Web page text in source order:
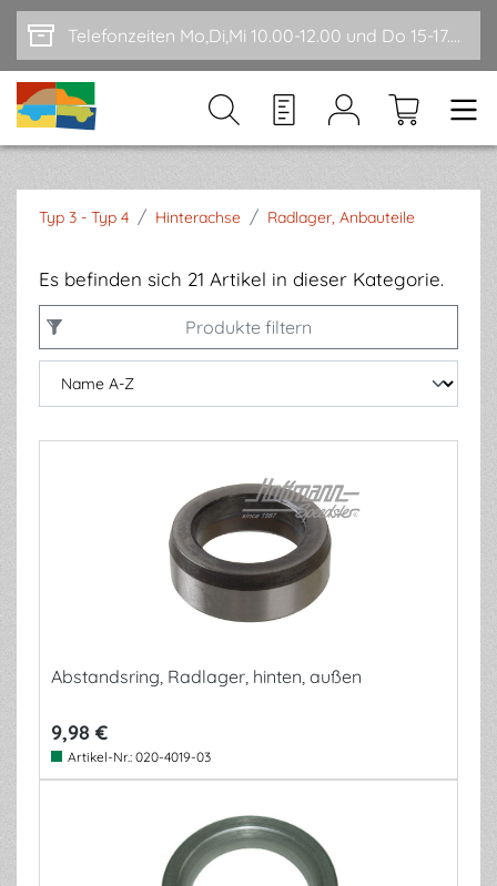
Zum Hauptinhalt springen Telefonzeiten Mo,Di,Mi 10.00-12.00 und Do 15-17.00
Typ 3 - Typ 4 / Hinterachse / Radlager, Anbauteile
Es befinden sich 21 Artikel in dieser Kategorie.
Produkte filtern
Abstandsring, Radlager, hinten, außen
9,98 €
Artikel-Nr.: 020-4019-03